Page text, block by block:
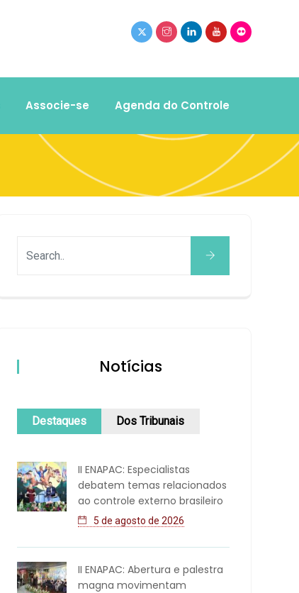
Associe-se Agenda do Controle
Notícias
Destaques Dos Tribunais
II ENAPAC: Especialistas
debatem temas relacionados
ao controle externo brasileiro
5 de agosto de 2026
II ENAPAC: Abertura e palestra
magna movimentam